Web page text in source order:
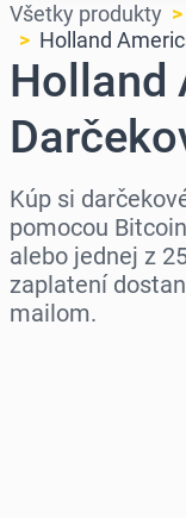
Všetky produkty
Holland
Holland
Kúp si
pomocou
alebo jednej z
zaplatení
mailom.